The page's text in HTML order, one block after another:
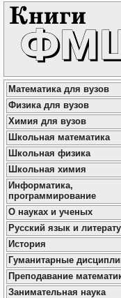
Математика для вузов
Физика для вузов
Химия для вузов
Школьная математика
Школьная физика
Школьная химия
Информатика,
программирование
О науках и ученых
Русский язык и
История
Гуманитарные
Преподавание
Занимательная наука